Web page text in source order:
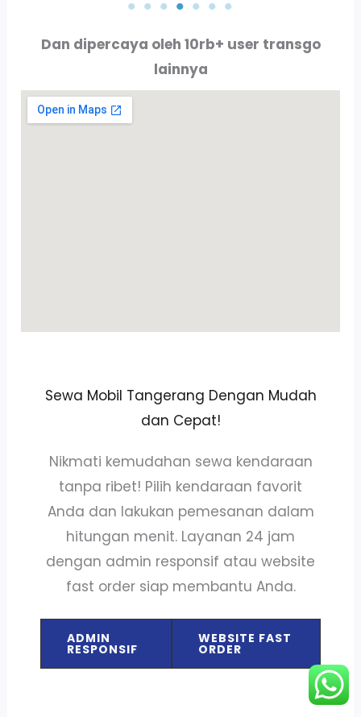
Dan dipercaya oleh 10rb+ user transgo
lainnya
Sewa Mobil Tangerang Dengan Mudah
dan Cepat!
Nikmati kemudahan sewa kendaraan
tanpa ribet! Pilih kendaraan favorit
Anda dan lakukan pemesanan dalam
hitungan menit. Layanan 24 jam
dengan admin responsif atau website
fast order siap membantu Anda.
ADMIN
RESPONSIF
WEBSITE FAST
ORDER